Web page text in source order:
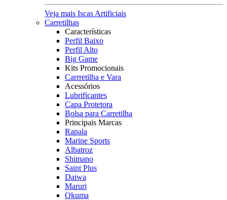
Veja mais Iscas Artificiais
Carretilhas
Características
Perfil Baixo
Perfil Alto
Big Game
Kits Promocionais
Carrretilha e Vara
Acessórios
Lubrificantes
Capa Protetora
Bolsa para Carretilha
Principais Marcas
Rapala
Marine Sports
Albatroz
Shimano
Saint Plus
Daiwa
Maruri
Okuma